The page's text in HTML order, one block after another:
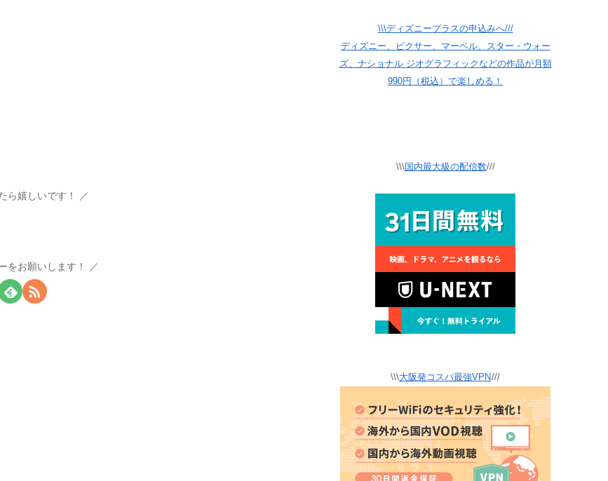
ら嬉しいです！
をお願いします！
\\\ディズニープラスの申込みへ///
ディズニー、ピクサー、マーベル、スター・ウォー
ズ、ナショナル ジオグラフィックなどの作品が月額
990円（税込）で楽しめる！
\\\国内最大級の配信数///
\\\大阪発コスパ最強VPN///